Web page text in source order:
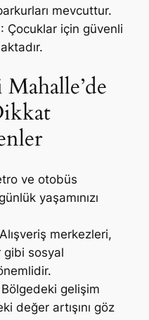
mevcuttur.
: Çocuklar için güvenli
ve otobüs
yaşamınızı
merkezleri,
gibi sosyal
gelişim
değer artışını göz